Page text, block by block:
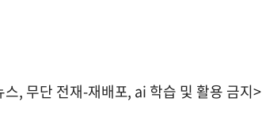
, 무단 전재-재배포, ai 학습 및 활용 금지>